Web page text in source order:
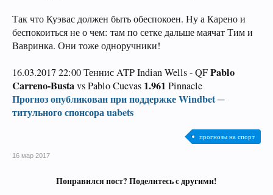
Так что Куэвас должен быть обеспокоен. Ну а Карено и
беспокоиться не о чем: там по сетке дальше маячат Тим и
Вавринка. Они тоже одноручники!
16.03.2017 22:00 Теннис ATP Indian Wells - QFPablo
Carreno-Bustavs Pablo Cuevas 1.961 Pinnacle
Прогноз опубликован при поддержке Windbet ─
титульного спонсора uabets
прогнозы на спорт
16 мар 2017
Понравился пост? Поделитесь с другими!